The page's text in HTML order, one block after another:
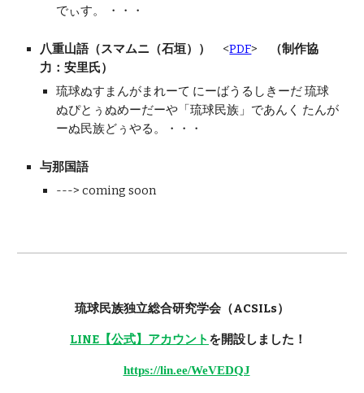
でぃす。 ・・・
八重山語（スマムニ（石垣）） <PDF>
（制作協
力：安里氏）
琉球ぬすまんがまれーて にーばうるしきーだ 琉球
ぬぴとぅぬめーだーや「琉球民族」であんく たんが
ーぬ民族どぅやる。・・・
与那国語
---> coming soon
琉球民族独立総合研究学会（ACSILs）
LINE【公式】アカウント を開設しました！
https://lin.ee/WeVEDQJ